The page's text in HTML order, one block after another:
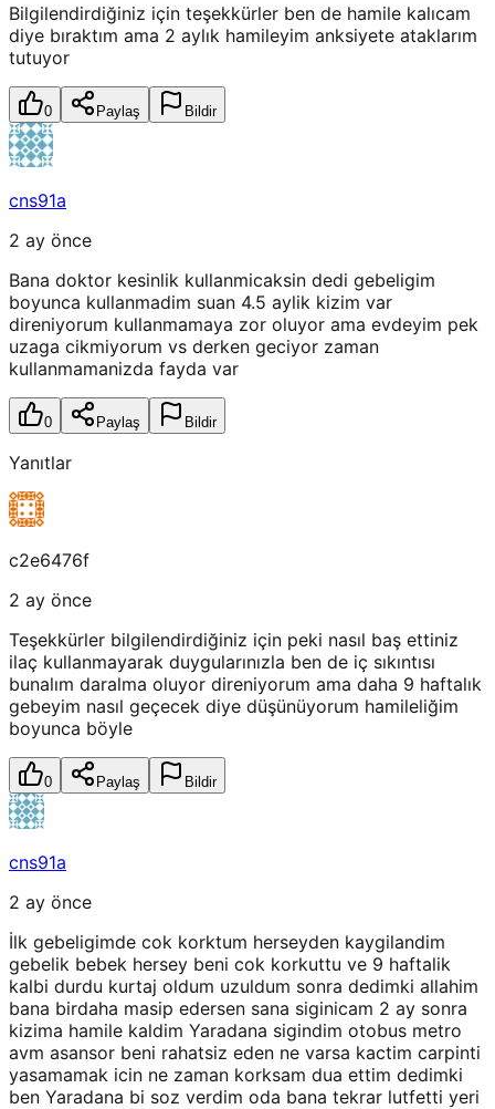
Bilgilendirdiğiniz için teşekkürler ben de hamile kalıcam
diye bıraktım ama 2 aylık hamileyim anksiyete ataklarım
tutuyor
0 Paylaş Bildir
cns91a
2 ay önce
Bana doktor kesinlik kullanmicaksin dedi gebeligim
boyunca kullanmadim suan 4.5 aylik kizim var
direniyorum kullanmamaya zor oluyor ama evdeyim pek
uzaga cikmiyorum vs derken geciyor zaman
kullanmamanizda fayda var
0 Paylaş Bildir
Yanıtlar
c2e6476f
2 ay önce
Teşekkürler bilgilendirdiğiniz için peki nasıl baş ettiniz
ilaç kullanmayarak duygularınızla ben de iç sıkıntısı
bunalım daralma oluyor direniyorum ama daha 9 haftalık
gebeyim nasıl geçecek diye düşünüyorum hamileliğim
boyunca böyle
0 Paylaş Bildir
cns91a
2 ay önce
İlk gebeligimde cok korktum herseyden kaygilandim
gebelik bebek hersey beni cok korkuttu ve 9 haftalik
kalbi durdu kurtaj oldum uzuldum sonra dedimki allahim
bana birdaha masip edersen sana siginicam 2 ay sonra
kizima hamile kaldim Yaradana sigindim otobus metro
avm asansor beni rahatsiz eden ne varsa kactim carpinti
yasamamak icin ne zaman korksam dua ettim dedimki
ben Yaradana bi soz verdim oda bana tekrar lutfetti yeri